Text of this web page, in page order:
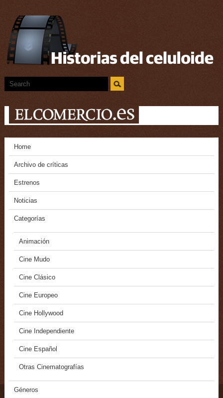
Home
Archivo de críticas
Estrenos
Noticias
Categorías
Animación
Cine Mudo
Cine Clásico
Cine Europeo
Cine Hollywood
Cine Independiente
Cine Español
Otras Cinematografías
Géneros